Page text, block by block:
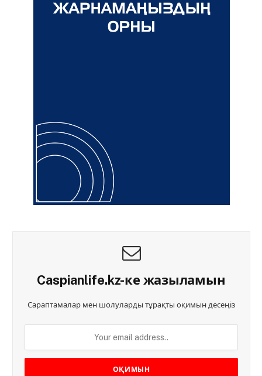
Caspianlife.kz-ке жазыламын
Сараптамалар мен шолуларды тұрақты оқимын десеңіз